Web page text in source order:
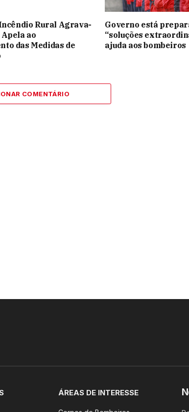
Rural Agrava-
Apela ao
das Medidas de
Governo está
“soluções
ajuda aos bombeiros
COMENTÁRIO
ÁREAS DE INTERESSE